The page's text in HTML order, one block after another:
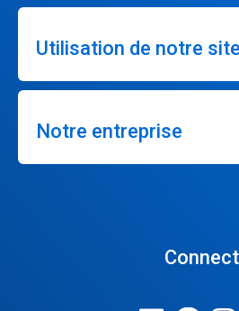
Utilisation de notre
Notre entreprise
Connect